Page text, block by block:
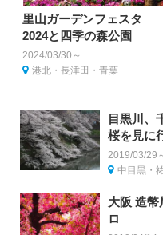
里山ガーデンフェスタ
2024と四季の森公園
2024/03/30～
港北・長津田・青葉
目黒川、
桜を見に
2019/03/29
中目黒・
大阪 造幣
ロ